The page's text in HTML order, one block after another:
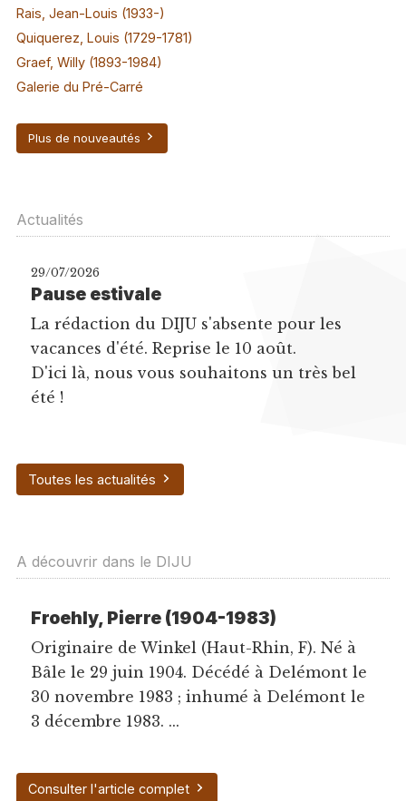
Rais, Jean-Louis (1933-)
Quiquerez, Louis (1729-1781)
Graef, Willy (1893-1984)
Galerie du Pré-Carré
Plus de nouveautés
Actualités
29/07/2026
Pause estivale
La rédaction du DIJU s'absente pour les
vacances d'été. Reprise le 10 août.
D'ici là, nous vous souhaitons un très bel
été !
Toutes les actualités
A découvrir dans le DIJU
Froehly, Pierre (1904-1983)
Originaire de Winkel (Haut-Rhin, F). Né à
Bâle le 29 juin 1904. Décédé à Delémont le
30 novembre 1983 ; inhumé à Delémont le
3 décembre 1983. ...
Consulter l'article complet